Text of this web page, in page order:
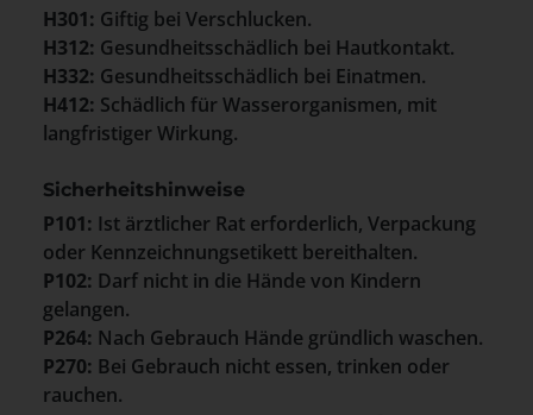
H301: Giftig bei Verschlucken.
H312: Gesundheitsschädlich bei Hautkontakt.
H332: Gesundheitsschädlich bei Einatmen.
H412: Schädlich für Wasserorganismen, mit
langfristiger Wirkung.
Sicherheitshinweise
P101: Ist ärztlicher Rat erforderlich, Verpackung
oder Kennzeichnungsetikett bereithalten.
P102: Darf nicht in die Hände von Kindern
gelangen.
P264: Nach Gebrauch Hände gründlich waschen.
P270: Bei Gebrauch nicht essen, trinken oder
rauchen.